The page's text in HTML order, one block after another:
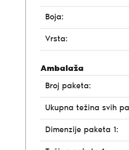
Boja:
Vrsta:
Ambalaža
Broj paketa:
Ukupna težina svih
Dimenzije paketa 1: